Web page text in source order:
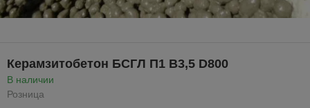
Керамзитобетон БСГЛ П1 В3,5 D800
В наличии
Розница